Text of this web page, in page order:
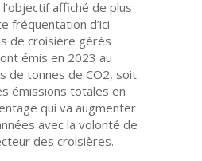
affiché de plus
fréquentation d’ici
de croisière gérés
émis en 2023 au
de tonnes de CO2, soit
émissions totales en
qui va augmenter
avec la volonté de
des croisières.